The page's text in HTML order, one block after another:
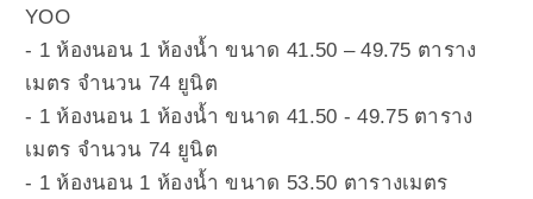
YOO
- 1 ห้องนอน 1 ห้องน้ำ ขนาด 41.50 – 49.75 ตาราง
เมตร จำนวน 74 ยูนิต
- 1 ห้องนอน 1 ห้องน้ำ ขนาด 41.50 -49.75 ตาราง
เมตร จำนวน 74 ยูนิต
- 1 ห้องนอน 1 ห้องน้ำ ขนาด 53.50 ตารางเมตร